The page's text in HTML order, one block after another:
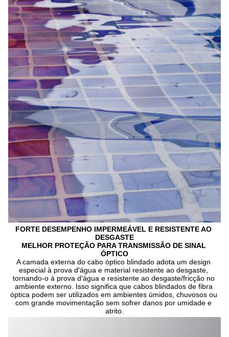
FORTE DESEMPENHO IMPERMEÁVEL E RESISTENTE AO
DESGASTE
MELHOR PROTEÇÃO PARA TRANSMISSÃO DE SINAL
ÓPTICO
A camada externa do cabo óptico blindado adota um design
especial à prova d'água e material resistente ao desgaste,
tornando-o à prova d'água e resistente ao desgaste/fricção no
ambiente externo. Isso significa que cabos blindados de fibra
óptica podem ser utilizados em ambientes úmidos, chuvosos ou
com grande movimentação sem sofrer danos por umidade e
atrito.